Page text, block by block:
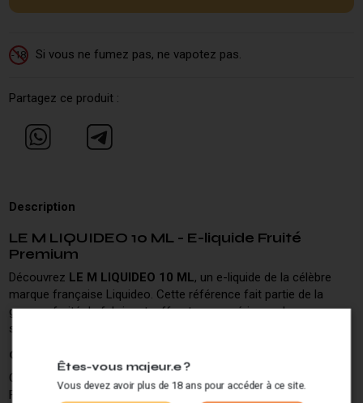
-18 Si vous ne fumez pas, ne vapotez pas.
Partagez ce produit :
Description
LE M LIQUIDEO 10 ML - E-liquide Fruité
Premium
Découvrez LE M LIQUIDEO 10 ML, un e-liquide de la célèbre
marque française Liquideo. Cette référence fait partie de la
gamme fruité du fabricant, offrant une expérience de vape
savoureuse et équilibrée.
Caractéristiques du LE M LIQUIDEO
Ce flacon de 10 ml
contient un e-liquide conçu et fabriqué en
France par Liquideo, une marque reconnue dans l'univers de la
Êtes-vous majeur.e ?
Vous devez avoir plus de 18 ans pour accéder à ce site.